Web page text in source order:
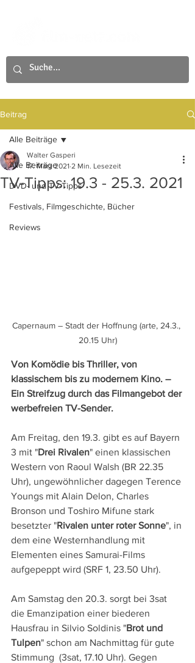
Beitrag
Alle Beiträge
DVD- und TV-Tipps
Festivals, Filmgeschichte, Bücher
Reviews
Alle Beiträge
TV-Tipps: 19.3 - 25.3. 2021
Walter Gasperi
17. März 2021 2 Min. Lesezeit
Capernaum – Stadt der Hoffnung (arte, 24.3.,
20.15 Uhr)
Von Komödie bis Thriller, von
klassischem bis zu modernem Kino. –
Ein Streifzug durch das Filmangebot der
werbefreien TV-Sender.
Am Freitag, den 19.3. gibt es auf Bayern
3 mit "Drei Rivalen" einen klassischen
Western von Raoul Walsh (BR 22.35
Uhr), ungewöhnlicher dagegen Terence
Youngs mit Alain Delon, Charles
Bronson und Toshiro Mifune stark
besetzter "Rivalen unter roter Sonne", in
dem eine Westernhandlung mit
Elementen eines Samurai-Films
aufgepeppt wird (SRF 1, 23.50 Uhr).
Am Samstag den 20.3. sorgt bei 3sat
die Emanzipation einer biederen
Hausfrau in Silvio Soldinis "Brot und
Tulpen" schon am Nachmittag für gute
Stimmung  (3sat, 17.10 Uhr). Gegen